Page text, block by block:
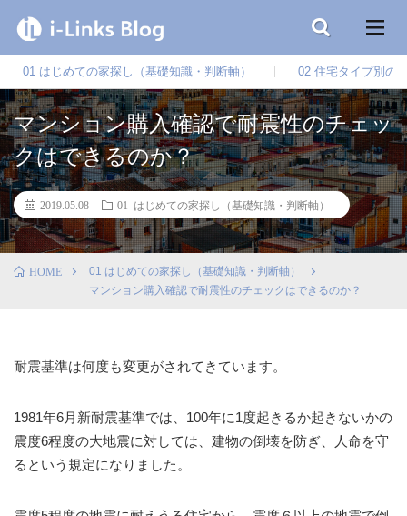
01 はじめての家探し（基礎知識・判断軸） 02 住宅タイプ別の
マンション購入確認で耐震性のチェッ
クはできるのか？
2019.05.08 01 はじめての家探し（基礎知識・判断軸）
HOME
01 はじめての家探し（基礎知識・判断軸）
マンション購入確認で耐震性のチェックはできるのか？
耐震基準は何度も変更がされてきています。
1981年6月新耐震基準では、100年に1度起きるか起きないかの
震度6程度の大地震に対しては、建物の倒壊を防ぎ、人命を守
るという規定になりました。